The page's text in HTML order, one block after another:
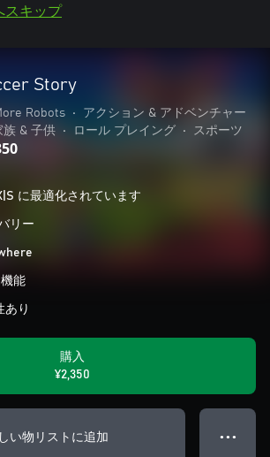
スキップ
Story
Robots •
アクション & アドベンチャー
族 & 子供 • ロール プレイング • スポーツ
に最適化されています
リー
能
あり
購入
¥2,350
い物リストに追加 ● ● ●